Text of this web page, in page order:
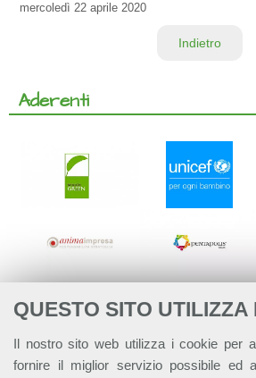
QUESTO SITO UTILIZZA
Il nostro sito web utilizza i cookie per
fornire il miglior servizio possibile ed
mercoledì 22 aprile 2020
Indietro
Aderenti